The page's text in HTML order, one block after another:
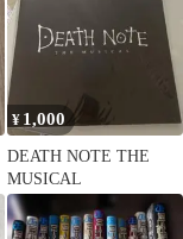
¥ 1,000
DEATH NOTE THE
MUSICAL